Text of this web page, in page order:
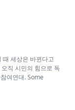
때 세상은 바뀐다고
직 시민의 힘으로 독
참여연대. Some